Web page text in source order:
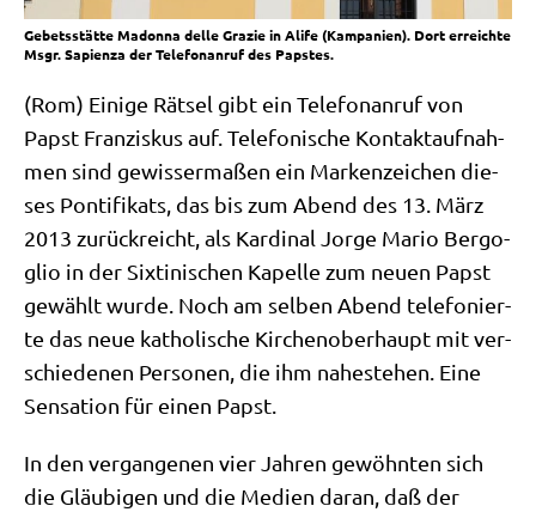
Gebetsstätte Madonna delle Grazie in Alife (Kampanien). Dort erreichte
Msgr. Sapienza der Telefonanruf des Papstes.
(Rom) Eini­ge Rät­sel gibt ein Tele­fon­an­ruf von
Papst Fran­zis­kus auf. Tele­fo­ni­sche Kon­takt­auf­nah­
men sind gewis­ser­ma­ßen ein Mar­ken­zei­chen die­
ses Pon­ti­fi­kats, das bis zum Abend des 13. März
2013 zurück­reicht, als Kar­di­nal Jor­ge Mario Berg­o­
glio in der Six­ti­ni­schen Kapel­le zum neu­en Papst
gewählt wur­de. Noch am sel­ben Abend tele­fo­nier­
te das neue katho­li­sche Kir­chen­ober­haupt mit ver­
schie­de­nen Per­so­nen, die ihm nahe­ste­hen. Eine
Sen­sa­ti­on für einen Papst.
In den ver­gan­ge­nen vier Jah­ren gewöhn­ten sich
die Gläu­bi­gen und die Medi­en dar­an, daß der